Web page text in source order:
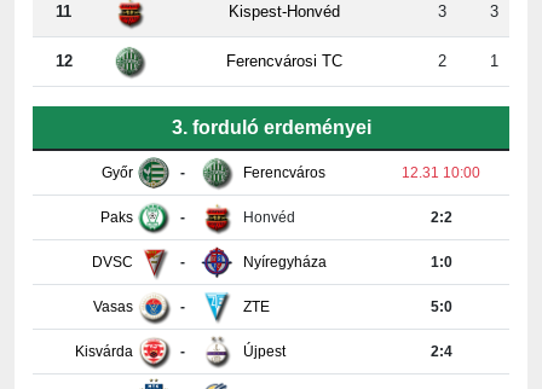
12 Ferencvárosi TC 2 1
- Ferencváros
Paks Honvéd 2:2
DVSC Nyíregyháza 1:0
Vasas ZTE 5:0
Kisvárda Újpest 2:4
MTK PAFC 2:3